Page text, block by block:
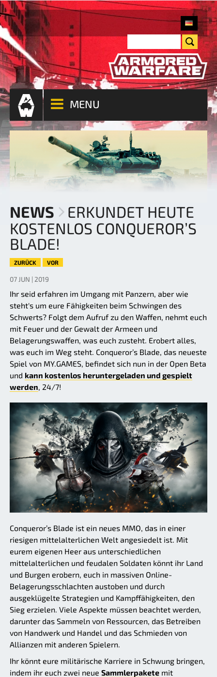
MENU
NEWS
ERKUNDET HEUTE
KOSTENLOS CONQUEROR’S
BLADE!
ZURÜCK VOR
07 JUN | 2019
Ihr seid erfahren im Umgang mit Panzern, aber wie
steht's um eure Fähigkeiten beim Schwingen des
Schwerts? Folgt dem Aufruf zu den Waffen, nehmt euch
mit Feuer und der Gewalt der Armeen und
Belagerungswaffen, was euch zusteht. Erobert alles,
was euch im Weg steht. Conqueror’s Blade, das neueste
Spiel von MY.GAMES, befindet sich nun in der Open Beta
und kann kostenlos heruntergeladen und gespielt
werden, 24/7!
Conqueror’s Blade ist ein neues MMO, das in einer
riesigen mittelalterlichen Welt angesiedelt ist. Mit
eurem eigenen Heer aus unterschiedlichen
mittelalterlichen und feudalen Soldaten könnt ihr Land
und Burgen erobern, euch in massiven Online-
Belagerungsschlachten austoben und durch
ausgeklügelte Strategien und Kampffähigkeiten, den
Sieg erzielen. Viele Aspekte müssen beachtet werden,
darunter das Sammeln von Ressourcen, das Betreiben
von Handwerk und Handel und das Schmieden von
Allianzen mit anderen Spielern.
Ihr könnt eure militärische Karriere in Schwung bringen,
indem ihr euch zwei neue Sammlerpakete mit